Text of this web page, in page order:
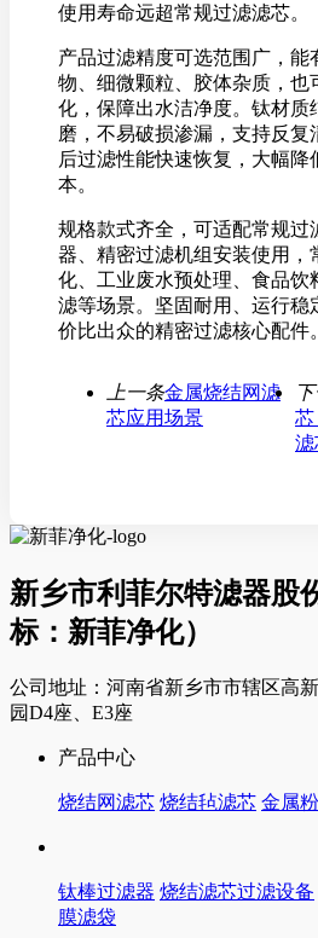
使用寿命远超常规过滤滤芯。
产品过滤精度可选范围广，能
物、细微颗粒、胶体杂质，也
化，保障出水洁净度。钛材质
磨，不易破损渗漏，支持反复
后过滤性能快速恢复，大幅降
本。
规格款式齐全，可适配常规过
器、精密过滤机组安装使用，
化、工业废水预处理、食品饮
滤等场景。坚固耐用、运行稳
价比出众的精密过滤核心配件。
上一条金属烧结网滤
芯应用场景
芯
滤
新乡市利菲尔特滤器股
标：新菲净化）
公司地址：河南省新乡市市辖区高
园D4座、E3座
产品中心
烧结网滤芯 烧结毡滤芯 金属
钛棒过滤器 烧结滤芯过滤设备
膜滤袋